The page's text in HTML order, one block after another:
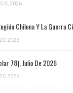
5, 2026
Chilena Y La Guerra
2026
78), Julio De 2026
2026